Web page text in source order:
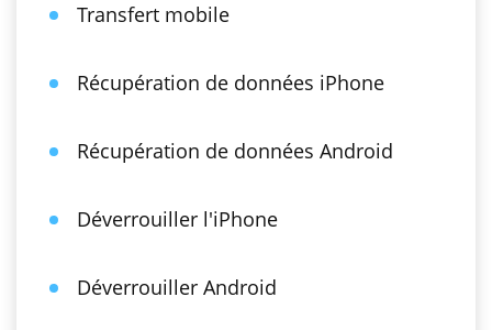
Transfert mobile
Récupération de données iPhone
Récupération de données Android
Déverrouiller l'iPhone
Déverrouiller Android